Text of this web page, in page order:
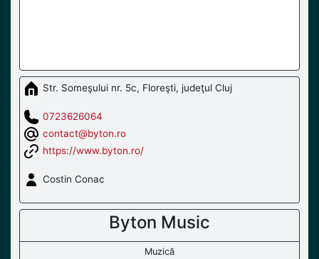
Str. Someşului nr. 5c, Floreşti, judeţul Cluj
0723626064
contact@byton.ro
https://www.byton.ro/
Costin Conac
Byton Music
Muzică